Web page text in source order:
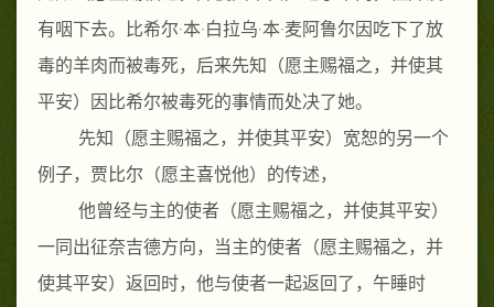
有咽下去。比希尔·本·白拉乌·本·麦阿鲁尔因吃下了放
毒的羊肉而被毒死，后来先知 （愿主赐福之，并使其
平安）
因比希尔被毒死的事情而处决了她。
先知 （愿主赐福之，并使其平安） 宽恕的另一个
例子，贾比尔（愿主喜悦他）的传述，
他曾经与主的使者 （愿主赐福之，并使其平安）
一同出征奈吉德方向，当主的使者 （愿主赐福之，并
使其平安） 返回时，他与使者一起返回了，午睡时